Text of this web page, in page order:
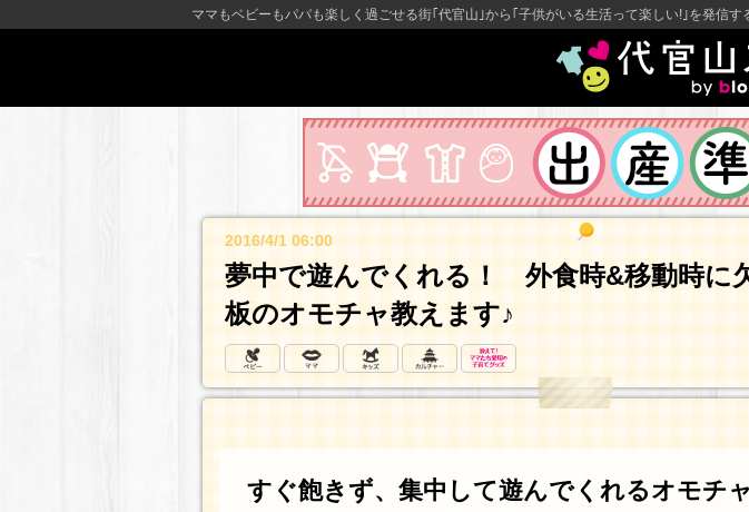
ママもベビーもパパも楽しく過ごせる街｢代官山｣から｢子供がいる生活って楽しい!｣を発信す
2016/4/1 06:00
夢中で遊んでくれる！ 外食時&移動時に
板のオモチャ教えます♪
すぐ飽きず、集中して遊んでくれるオモチ